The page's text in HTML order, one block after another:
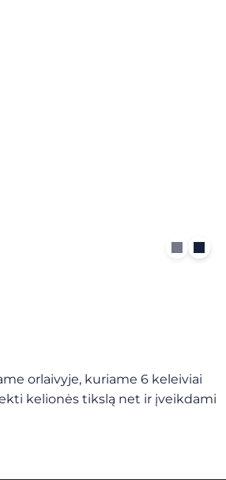
orlaivyje, kuriame 6 keleiviai
kelionės tikslą net ir įveikdami